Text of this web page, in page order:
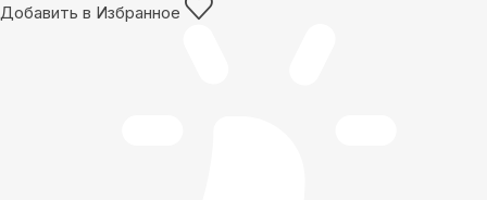
Добавить в Избранное